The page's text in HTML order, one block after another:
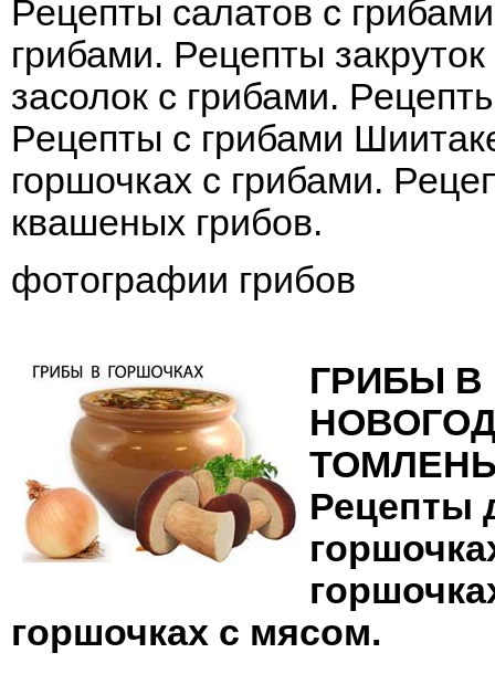
Рецепты салатов с грибами
грибами. Рецепты
засолок с грибами.
Рецепты с грибами
горшочках с грибами.
квашеных грибов.
фотографии грибов
ГРИБЫ
Рецепты
горшочках с мясом.